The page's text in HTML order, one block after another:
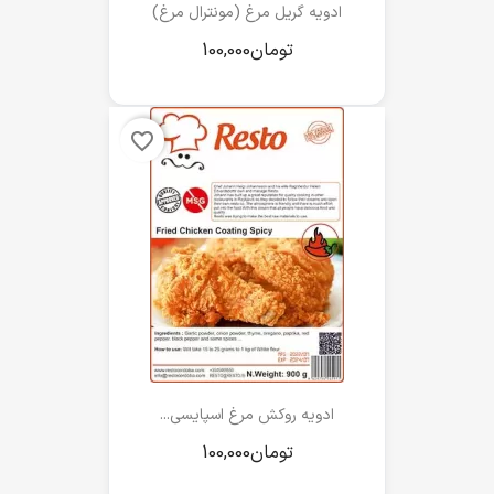
ادویه گریل مرغ (مونترال مرغ)
‎تومان100,000
ادویه روکش مرغ اسپایسی...
‎تومان100,000
favorite_border